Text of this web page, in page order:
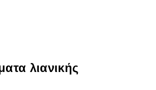
λιανικής